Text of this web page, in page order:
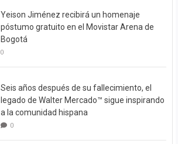
Yeison Jiménez recibirá un homenaje
póstumo gratuito en el Movistar Arena de
Bogotá
0
Seis años después de su fallecimiento, el
legado de Walter Mercado™ sigue inspirando
a la comunidad hispana
0